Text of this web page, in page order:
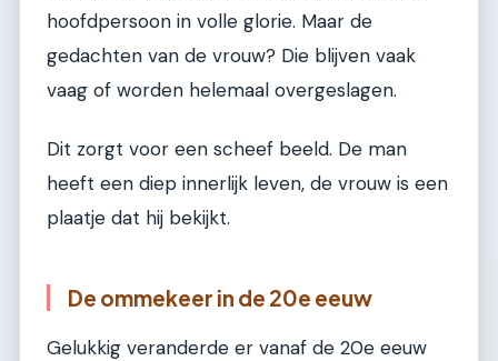
hoofdpersoon in volle glorie. Maar de
gedachten van de vrouw? Die blijven vaak
vaag of worden helemaal overgeslagen.
Dit zorgt voor een scheef beeld. De man
heeft een diep innerlijk leven, de vrouw is een
plaatje dat hij bekijkt.
De ommekeer in de 20e eeuw
Gelukkig veranderde er vanaf de 20e eeuw